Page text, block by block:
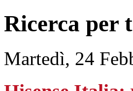
Ricerca per
Martedì, 24